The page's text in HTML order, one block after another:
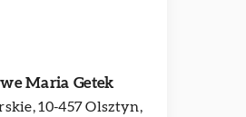
Maria Getek
10-457 Olsztyn,